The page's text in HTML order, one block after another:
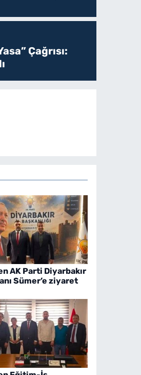
Çağrısı:
AK Parti Diyarbakır
Sümer’e ziyaret